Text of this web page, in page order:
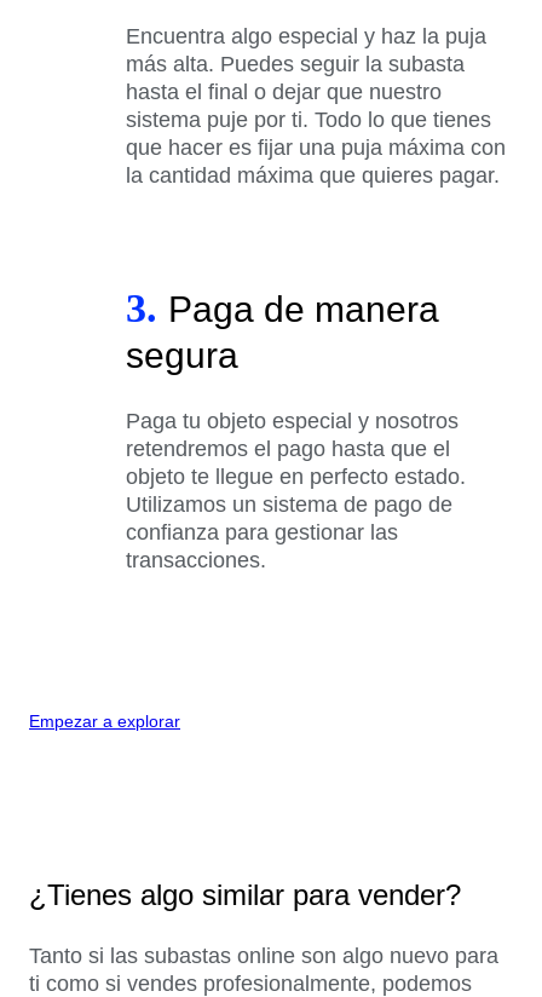
Encuentra algo especial y haz la puja
más alta. Puedes seguir la subasta
hasta el final o dejar que nuestro
sistema puje por ti. Todo lo que tienes
que hacer es fijar una puja máxima con
la cantidad máxima que quieres pagar.
3. Paga de manera
segura
Paga tu objeto especial y nosotros
retendremos el pago hasta que el
objeto te llegue en perfecto estado.
Utilizamos un sistema de pago de
confianza para gestionar las
transacciones.
Empezar a explorar
¿Tienes algo similar para vender?
Tanto si las subastas online son algo nuevo para
ti como si vendes profesionalmente, podemos